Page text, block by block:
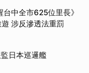
中全市625位里長》
涉反滲透法重罰
日本巡邏艦